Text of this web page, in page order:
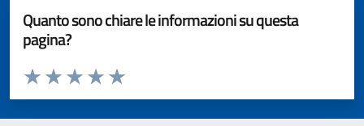
Quanto sono chiare le informazioni su questa
pagina?
Valuta da 1 a 5 stelle la pagina
Valuta 5 stelle su 5
Valuta 4 stelle su 5
Valuta 3 stelle su 5
Valuta 2 stelle su 5
Valuta 1 stelle su 5